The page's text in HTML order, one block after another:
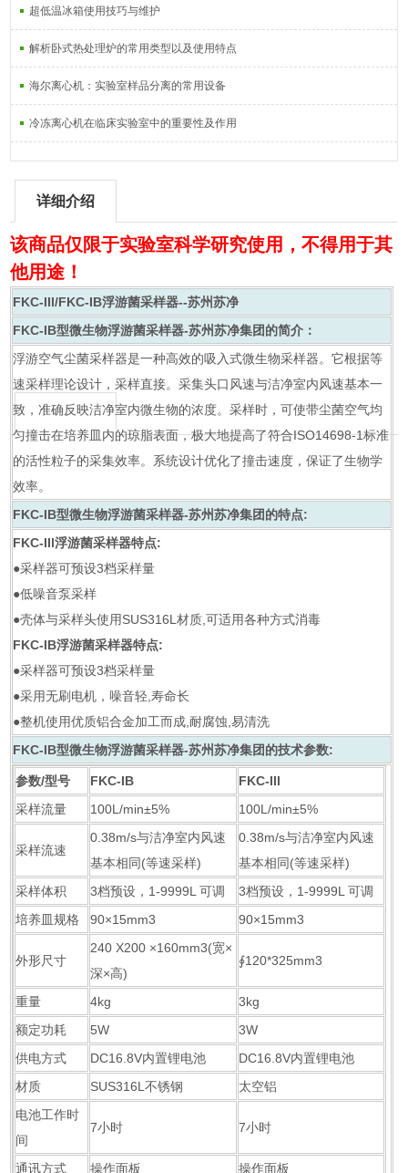
超低温冰箱使用技巧与维护
解析卧式热处理炉的常用类型以及使用特点
海尔离心机：实验室样品分离的常用设备
冷冻离心机在临床实验室中的重要性及作用
详细介绍
该商品仅限于实验室科学研究使用，不得用于其
他用途！
FKC-IIl/FKC-IB浮游菌采样器--苏州苏净
FKC-IB型微生物浮游菌采样器-苏州苏净集团的简介：
浮游空气尘菌采样器是一种高效的吸入式微生物采样器。它根据等
速采样理论设计，采样直接。采集头口风速与洁净室内风速基本一
致，准确反映洁净室内微生物的浓度。采样时，可使带尘菌空气均
匀撞击在培养皿内的琼脂表面，极大地提高了符合ISO14698-1标准
的活性粒子的采集效率。系统设计优化了撞击速度，保证了生物学
效率。
FKC-IB型微生物浮游菌采样器-苏州苏净集团的特点:
FKC-IIl浮游菌采样器特点:
●采样器可预设3档采样量
●低噪音泵采样
●壳体与采样头使用SUS316L材质,可适用各种方式消毒
FKC-IB浮游菌采样器特点:
●采样器可预设3档采样量
●采用无刷电机，噪音轻,寿命长
●整机使用优质铝合金加工而成,耐腐蚀,易清洗
FKC-IB型微生物浮游菌采样器-苏州苏净集团的技术参数:
参数/型号 FKC-IB
FKC-IIl
采样流量
100L/min±5% 100L/min±5%
采样流速
0.38m/s与洁净室内风速
基本相同(等速采样)
0.38m/s与洁净室内风速
基本相同(等速采样)
采样体积
3档预设，1-9999L 可调
3档预设，1-9999L 可调
培养皿规格
90×15mm3 90×15mm3
外形尺寸
240 X200 ×160mm3(宽×
深×高)
∮120*325mm3
重量 4kg
3kg
额定功耗
5W
3W
供电方式
DC16.8V内置锂电池
DC16.8V内置锂电池
材质
SUS316L不锈钢
太空铝
电池工作时
间
7小时 7小时
通讯方式 操作面板 操作面板